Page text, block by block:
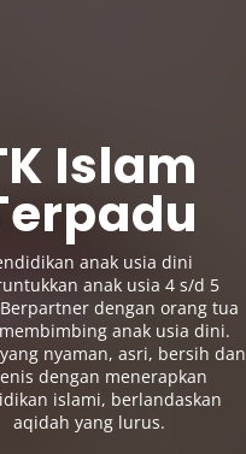
Islam
anak usia dini
anak usia 4 s/d 5
dengan orang tua
anak usia dini.
nyaman, asri, bersih dan
dengan menerapkan
islami, berlandaskan
aqidah yang lurus.